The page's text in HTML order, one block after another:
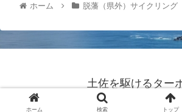
ホーム 脱藩（県外）サイクリング
土佐を駆けるター
© 2017 土佐を駆けるター
ホーム 検索 トップ